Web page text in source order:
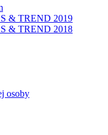
& TREND 2019
& TREND 2018
osoby